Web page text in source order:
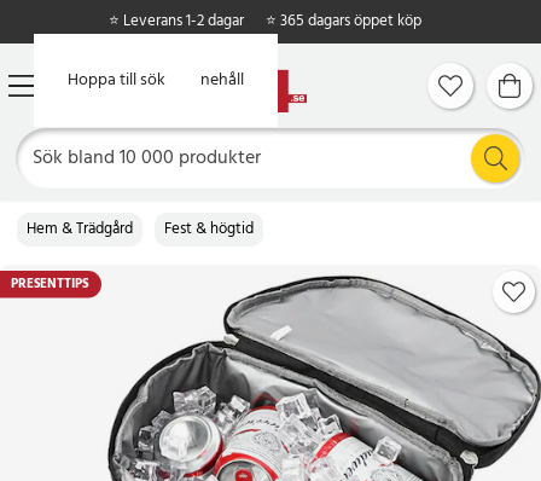
Hoppa till huvudinnehåll
Hoppa till sök
⭐ Leverans 1-2 dagar ⭐ 365 dagars öppet köp
Hem & Trädgård Fest & högtid
PRESENTTIPS